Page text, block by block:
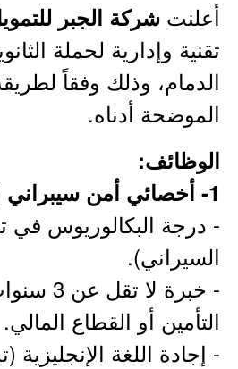
أعلنت شركة الجبر
تقنية وإدارية لحملة
الدمام، وذلك وفقاً
الموضحة أدناه.
الوظائف:
1- أخصائي أمن سيبراني (للجنسين):
- درجة البكالوريوس
السيراني).
- خبرة
التأمين أو القطاع المالي.
- إجادة اللغة الإنجليزية